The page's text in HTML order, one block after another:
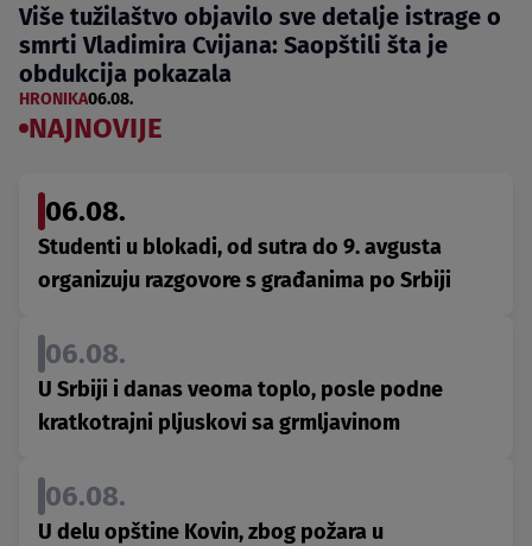
Više tužilaštvo objavilo sve detalje istrage o
smrti Vladimira Cvijana: Saopštili šta je
obdukcija pokazala
HRONIKA06.08.
NAJNOVIJE
06.08.
Studenti u blokadi, od sutra do 9. avgusta
organizuju razgovore s građanima po Srbiji
06.08.
U Srbiji i danas veoma toplo, posle podne
kratkotrajni pljuskovi sa grmljavinom
06.08.
U delu opštine Kovin, zbog požara u